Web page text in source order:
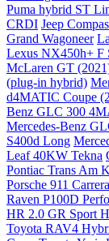
Puma hybrid ST
CRDI Jeep
Grand Wagoneer
Lexus NX450h+ F
McLaren GT
(plug-in hybrid)
d4MATIC Coupe
Benz GLC 300
Mercedes-Benz
S400d Long
Leaf 40KW Tekna
Pontiac Trans Am
Porsche 911
Raven P100D
HR 2.0 GR Sport
Toyota RAV4